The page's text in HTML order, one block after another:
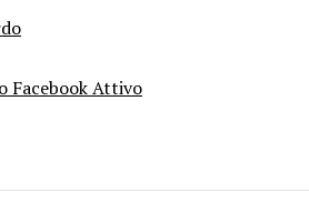
Facebook Attivo